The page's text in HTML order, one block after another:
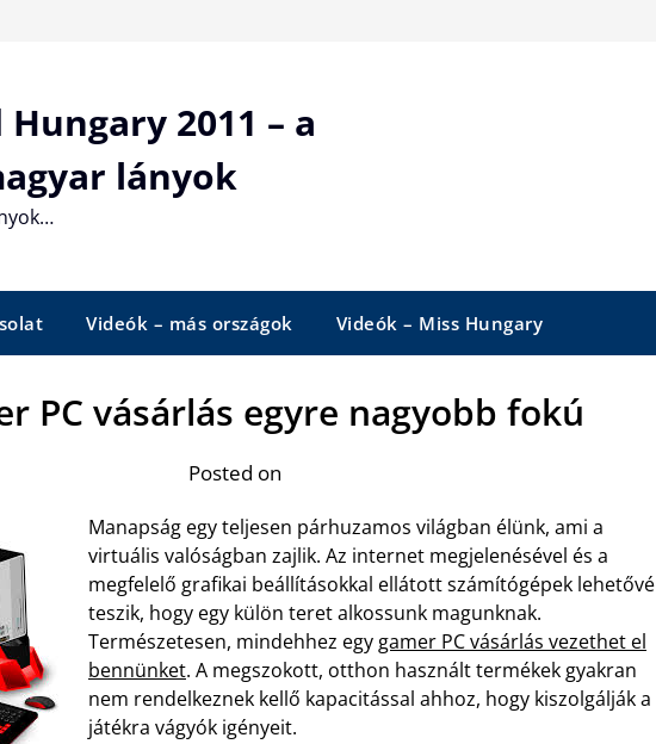
2011 – a
lányok
Videók – más országok Videók – Miss Hungary
PC vásárlás egyre nagyobb fokú
Posted on
Manapság egy teljesen párhuzamos világban élünk, ami a
virtuális valóságban zajlik. Az internet megjelenésével és a
megfelelő grafikai beállításokkal ellátott számítógépek lehetővé
teszik, hogy egy külön teret alkossunk magunknak.
Természetesen, mindehhez egy gamer PC vásárlás vezethet el
bennünket. A megszokott, otthon használt termékek gyakran
nem rendelkeznek kellő kapacitással ahhoz, hogy kiszolgálják a
játékra vágyók igényeit.